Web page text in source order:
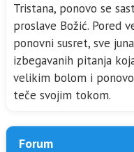
Tristana, ponovo se
proslave Božić. Pored
ponovni susret, sve
izbegavanih pitanja
velikim bolom i
teče svojim tokom.
Forum